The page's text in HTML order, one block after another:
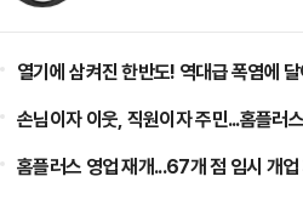
열기에 삼켜진 한반도! 역대급 폭염에
손님이자 이웃, 직원이자 주민...홈플러
홈플러스 영업 재개...67개 점 임시 개